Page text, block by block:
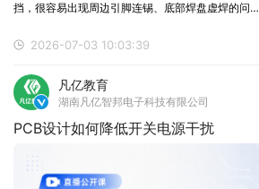
挡，很容易出现周边引脚连锡、底部焊盘虚焊的问
能一次焊好。1. 提前预处理焊盘PCB焊盘上先均匀刷
一层薄锡膏，用热风枪吹平，把多余的锡量带走。保
证每个
2026-07-03 10:03:39

凡亿教育
湖南凡亿智邦电子科技有限公司
PCB设计如何降低开关电源干扰